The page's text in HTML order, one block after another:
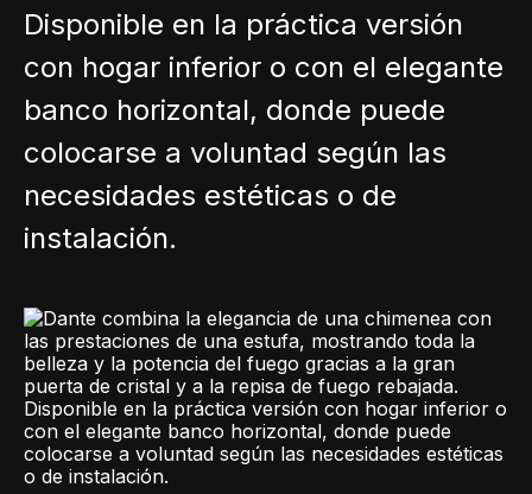
Disponible en la práctica versión
con hogar inferior o con el elegante
banco horizontal, donde puede
colocarse a voluntad según las
necesidades estéticas o de
instalación.